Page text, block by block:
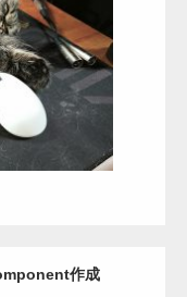
イン C#
作成